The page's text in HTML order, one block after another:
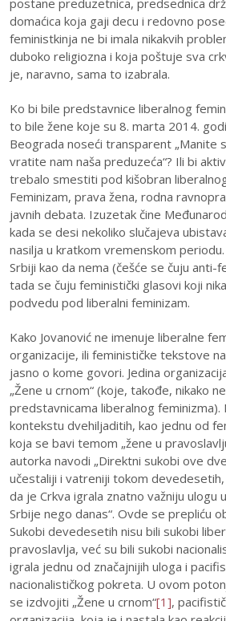
domaćica koja gaji decu i redovno
feministkinja ne bi imala nikakvih
duboko religiozna i koja poštuje sva
je, naravno, sama to izabrala.
Ko bi bile predstavnice liberalnog
to bile žene koje su 8. marta 2014.
Beograda noseći transparent „Manite
vratite nam naša preduzeća“? Ili bi
trebalo smestiti pod kišobran
Feminizam, prava žena, rodna
javnih debata. Izuzetak čine
kada se desi nekoliko slučajeva
nasilja u kratkom vremenskom
Srbiji kao da nema (češće se čuju anti-
tada se čuju feministički glasovi koji
podvedu pod liberalni feminizam.
Kako Jovanović ne imenuje liberalne
organizacije, ili feminističke tekstove
jasno o kome govori. Jedina
„Žene u crnom“ (koje, takođe, nikako
predstavnicama liberalnog feminizma).
kontekstu dvehiljaditih, kao jednu od
koja se bavi temom „žene u
autorka navodi „Direktni sukobi ove
učestaliji i vatreniji tokom
da je Crkva igrala znatno važniju ulogu
Srbije nego danas“. Ovde se prepliću
Sukobi devedesetih nisu bili sukobi
pravoslavlja, već su bili sukobi
igrala jednu od značajnijih uloga i
nacionalističkog pokreta. U ovom
se izdvojiti „Žene u crnom“[1],